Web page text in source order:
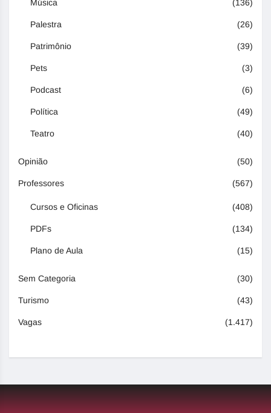
Música (136)
Palestra (26)
Patrimônio (39)
Pets (3)
Podcast (6)
Política (49)
Teatro (40)
Opinião (50)
Professores (567)
Cursos e Oficinas (408)
PDFs (134)
Plano de Aula (15)
Sem Categoria (30)
Turismo (43)
Vagas (1.417)